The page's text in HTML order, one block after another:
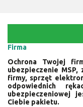
Firma
Ochrona Twojej
ubezpieczenie
firmy, sprzęt
odpowiednich
ubezpieczeniowej
Ciebie pakietu.